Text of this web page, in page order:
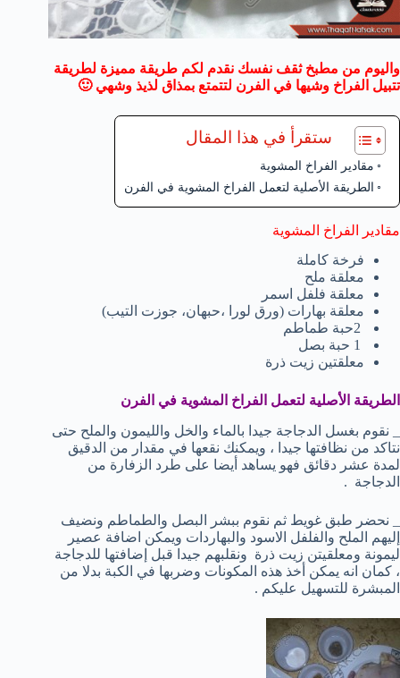
واليوم من مطبخ ثقف نفسك نقدم لكم طريقة مميزة لطريقة
تتبيل الفراخ وشيها في الفرن لتتمتع بمذاق لذيذ وشهي 🙂
ستقرأ في هذا المقال
مقادير الفراخ المشوية
الطريقة الأصلية لتعمل الفراخ المشوية في الفرن
مقادير الفراخ المشوية
فرخة كاملة
معلقة ملح
معلقة فلفل اسمر
معلقة بهارات (ورق لورا ،حبهان، جوزت التيب)
معلقتين زيت ذرة
الطريقة الأصلية لتعمل الفراخ المشوية في الفرن
_ نقوم بغسل الدجاجة جيدا بالماء والخل والليمون والملح حتى
نتاكد من نظافتها جيدا ، ويمكنك نقعها في مقدار من الدقيق
لمدة عشر دقائق فهو يساهد أيضا على طرد الزفارة من
الدجاجة .
_ نحضر طبق غويط ثم نقوم ببشر البصل والطماطم ونضيف
إليهم الملح والفلفل الاسود والبهاردات ويمكن اضافة عصير
ليمونة ومعلقيتن زيت ذرة ونقلبهم جيدا قبل إضافتها للدجاجة
، كمان انه يمكن أخذ هذه المكونات وضربها في الكبة بدلا من
المبشرة للتسهيل عليكم .